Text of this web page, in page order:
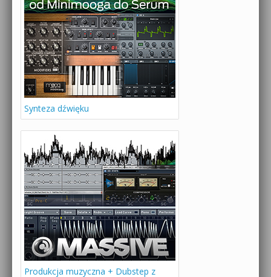
Synteza dźwięku
Produkcja muzyczna + Dubstep z